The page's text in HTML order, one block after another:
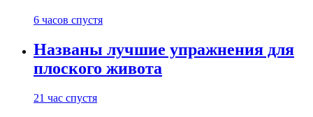
6 часов спустя
Названы лучшие упражнения для
плоского живота
21 час спустя